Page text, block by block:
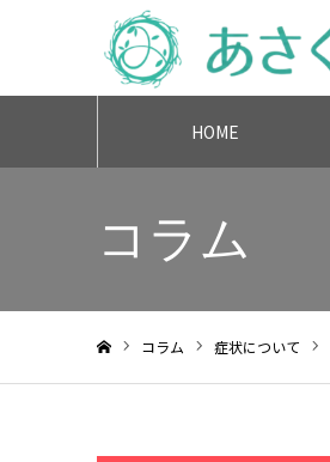
HOME
コラム
コラム 症状について